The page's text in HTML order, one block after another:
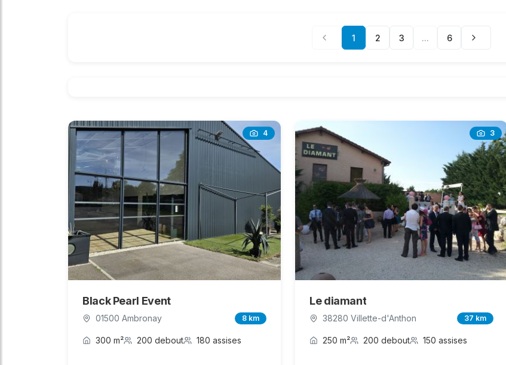
1 2 3 ... 6
4
Black Pearl Event
01500 Ambronay 8 km
300 m² 200 debout 180 assises
3
Le diamant
38280 Villette-d'Anthon 37 km
250 m² 200 debout 150 assises